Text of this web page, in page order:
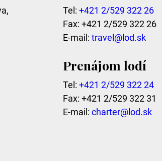
Tel: +421 2/529 322 26
Fax: +421 2/529 322 26
E-mail: travel@lod.sk
Prenájom lodí
Tel: +421 2/529 322 24
Fax: +421 2/529 322 31
E-mail: charter@lod.sk